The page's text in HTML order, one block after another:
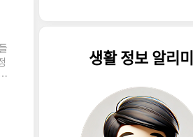
생활 정보 알리미